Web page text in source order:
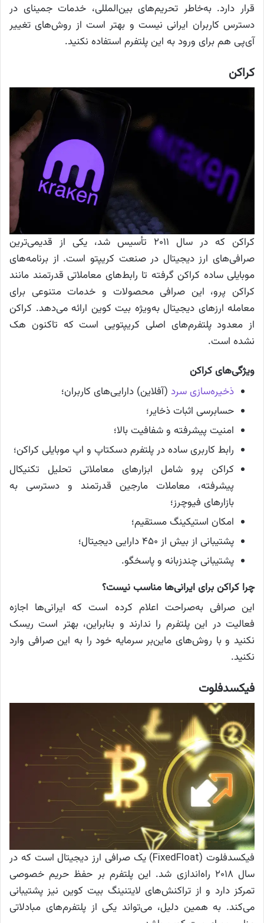
قرار دارد. به‌خاطر تحریم‌های بین‌المللی، خدمات جمینای در
دسترس کاربران ایرانی نیست و بهتر است از روش‌های تغییر
آی‌پی هم برای ورود به این پلتفرم استفاده نکنید.
کراکن
کراکن که در سال ۲۰۱۱ تأسیس شد، یکی از قدیمی‌ترین
صرافی‌های ارز دیجیتال در صنعت کریپتو است. از برنامه‌های
موبایلی ساده کراکن گرفته تا رابط‌های معاملاتی قدرتمند مانند
کراکن پرو، این صرافی محصولات و خدمات متنوعی برای
معامله ارزهای دیجیتال به‌ویژه بیت کوین ارائه می‌دهد. کراکن
از معدود پلتفرم‌های اصلی کریپتویی است که تاکنون هک
نشده است.
ویژگی‌های کراکن
ذخیره‌سازی سرد (آفلاین) دارایی‌های کاربران؛
حسابرسی اثبات ذخایر؛
امنیت پیشرفته و شفافیت بالا؛
رابط کاربری ساده در پلتفرم دسکتاپ و اپ موبایلی کراکن؛
کراکن پرو شامل ابزارهای معاملاتی تحلیل تکنیکال
پیشرفته، معاملات مارجین قدرتمند و دسترسی به
بازارهای فیوچرز؛
امکان استیکینگ مستقیم؛
پشتیبانی از بیش از ۴۵۰ دارایی دیجیتال؛
پشتیبانی چندزبانه و پاسخگو.
چرا کراکن برای ایرانی‌ها مناسب نیست؟
این صرافی به‌صراحت اعلام کرده است که ایرانی‌ها اجازه
فعالیت در این پلتفرم را ندارند و بنابراین، بهتر است ریسک
نکنید و با روش‌های ماین‌بر سرمایه خود را به این صرافی وارد
نکنید.
فیکسدفلوت
فیکسدفلوت (FixedFloat) یک صرافی ارز دیجیتال است که در
سال ۲۰۱۸ راه‌اندازی شد. این پلتفرم بر حفظ حریم خصوصی
تمرکز دارد و از تراکنش‌های لایتنینگ بیت کوین نیز پشتیبانی
می‌کند. به همین دلیل، می‌تواند یکی از پلتفرم‌های مبادلاتی